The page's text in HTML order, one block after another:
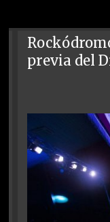
previa del